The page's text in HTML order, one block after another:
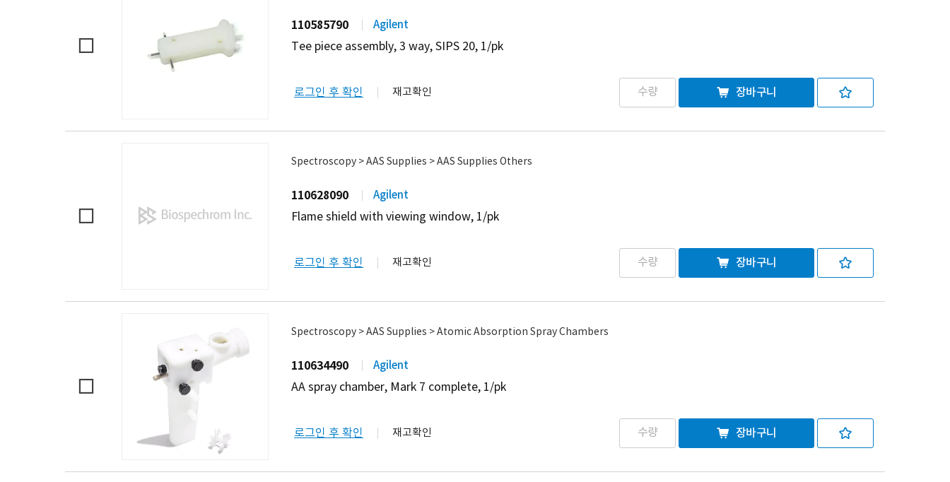
110585790 Agilent
Tee piece assembly, 3 way, SIPS 20, 1/pk
로그인 후 확인 재고확인 장바구니
Spectroscopy > AAS Supplies > AAS Supplies Others
110628090 Agilent
Flame shield with viewing window, 1/pk
로그인 후 확인 재고확인 장바구니
Spectroscopy > AAS Supplies > Atomic Absorption Spray Chambers
110634490 Agilent
AA spray chamber, Mark 7 complete, 1/pk
로그인 후 확인 재고확인 장바구니